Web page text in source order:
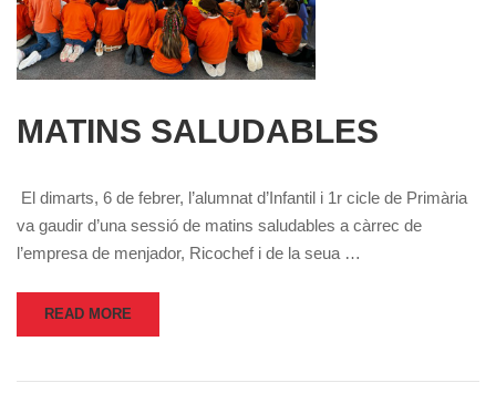
MATINS SALUDABLES
El dimarts, 6 de febrer, l’alumnat d’Infantil i 1r cicle de Primària
va gaudir d’una sessió de matins saludables a càrrec de
l’empresa de menjador, Ricochef i de la seua …
READ MORE